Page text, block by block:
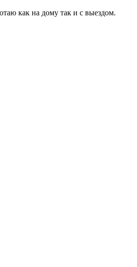
как на дому так и с выездом.